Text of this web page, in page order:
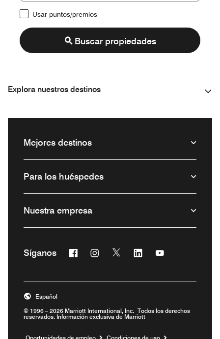
Usar puntos/premios
Buscar propiedades
Explora nuestros destinos
Mejores destinos
Para los huéspedes
Nuestra empresa
Síganos Facebook
Abre una ventana nueva
Instagram
Abre una ventana nueva
Twitter
Abre una ventana nueva
Linkedin
Abre una ventana
Abre una
© 1996 – 2026 Marriott International, Inc. Todos los derechos
reservados. Información exclusiva de Marriott
Español
Abre una ventana nueva